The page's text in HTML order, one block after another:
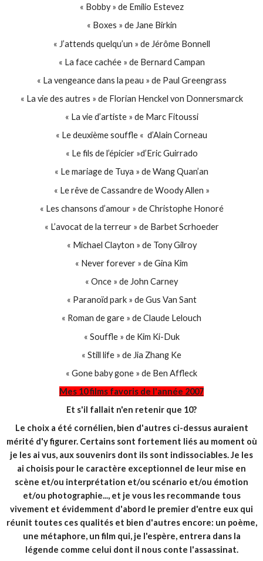
« Bobby » de Emilio Estevez
« Boxes » de Jane Birkin
« J’attends quelqu’un » de Jérôme Bonnell
« La face cachée » de Bernard Campan
« La vengeance dans la peau » de Paul Greengrass
« La vie des autres » de Florian Henckel von Donnersmarck
« La vie d’artiste » de Marc Fitoussi
« Le deuxième souffle « d’Alain Corneau
« Le fils de l’épicier »d’Eric Guirrado
« Le mariage de Tuya » de Wang Quan’an
« Le rêve de Cassandre de Woody Allen »
« Les chansons d’amour » de Christophe Honoré
« L’avocat de la terreur » de Barbet Scrhoeder
« Michael Clayton » de Tony Gilroy
« Never forever » de Gina Kim
« Once » de John Carney
« Paranoïd park » de Gus Van Sant
« Roman de gare » de Claude Lelouch
« Souffle » de Kim Ki-Duk
« Still life » de Jia Zhang Ke
« Gone baby gone » de Ben Affleck
Mes 10 films favoris de l'année 2007
Et s'il fallait n'en retenir que 10?
Le choix a été cornélien, bien d'autres ci-dessus auraient
mérité d'y figurer. Certains sont fortement liés au moment où
je les ai vus, aux souvenirs dont ils sont indissociables. Je les
ai choisis pour le caractère exceptionnel de leur mise en
scène et/ou interprétation et/ou scénario et/ou émotion
et/ou photographie..., et je vous les recommande tous
vivement et évidemment d'abord le premier d'entre eux qui
réunit toutes ces qualités et bien d'autres encore: un poème,
une métaphore, un film qui, je l'espère, entrera dans la
légende comme celui dont il nous conte l'assassinat.